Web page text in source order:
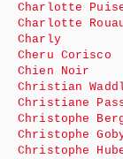
Charlotte
Charlotte
Charly
Cheru Corisco
Chien Noir
Christian
Christiane
Christophe
Christophe
Christophe